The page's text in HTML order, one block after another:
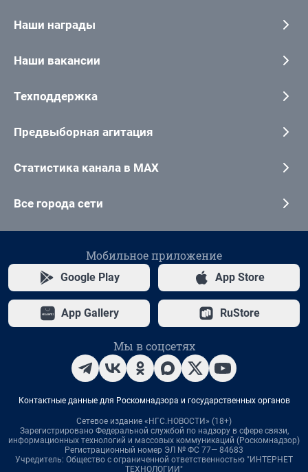
Наши награды
Наши вакансии
Техподдержка
Предвыборная агитация
Статистика канала в MAX
Все города сети
Мобильное приложение
Google Play App Store
App Gallery RuStore
Мы в соцсетях
Контактные данные для Роскомнадзора и государственных органов
Сетевое издание «НГС.НОВОСТИ» (18+)
Зарегистрировано Федеральной службой по надзору в сфере связи,
информационных технологий и массовых коммуникаций (Роскомнадзор)
Регистрационный номер ЭЛ № ФС 77— 84683
Учредитель: Общество с ограниченной ответственностью "ИНТЕРНЕТ
ТЕХНОЛОГИИ"